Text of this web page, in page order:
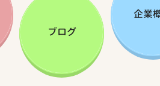
ブログ
企業